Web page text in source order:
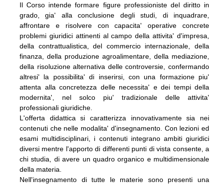
Il Corso intende formare figure professioniste del diritto in
grado, gia' alla conclusione degli studi, di inquadrare,
affrontare e risolvere con capacita' operative concrete
problemi giuridici attinenti al campo della attivita' d'impresa,
della contrattualistica, del commercio internazionale, della
finanza, della produzione agroalimentare, della mediazione,
della risoluzione alternativa delle controversie, confermando
altresi' la possibilita' di inserirsi, con una formazione piu'
attenta alla concretezza delle necessita' e dei tempi della
modernita', nel solco piu' tradizionale delle attivita'
professionali giuridiche.
L'offerta didattica si caratterizza innovativamente sia nei
contenuti che nelle modalita' d'insegnamento. Con lezioni ed
esami multidisciplinari, i contenuti integrano ambiti giuridici
diversi mentre l'apporto di differenti punti di vista consente, a
chi studia, di avere un quadro organico e multidimensionale
della materia.
Nell'insegnamento di tutte le materie sono presenti una